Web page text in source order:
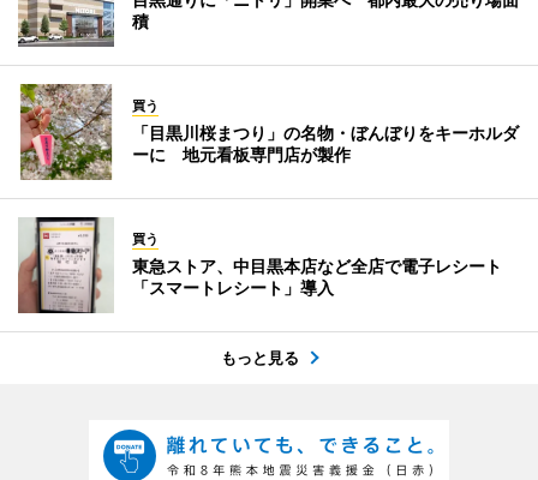
積
買う
「目黒川桜まつり」の名物・ぼんぼりをキーホルダ
ーに 地元看板専門店が製作
買う
東急ストア、中目黒本店など全店で電子レシート
「スマートレシート」導入
もっと見る